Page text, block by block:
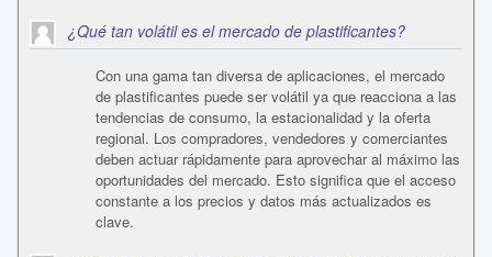
¿Qué tan volátil es el mercado de plastificantes?
Con una gama tan diversa de aplicaciones, el mercado
de plastificantes puede ser volátil ya que reacciona a las
tendencias de consumo, la estacionalidad y la oferta
regional. Los compradores, vendedores y comerciantes
deben actuar rápidamente para aprovechar al máximo las
oportunidades del mercado. Esto significa que el acceso
constante a los precios y datos más actualizados es
clave.